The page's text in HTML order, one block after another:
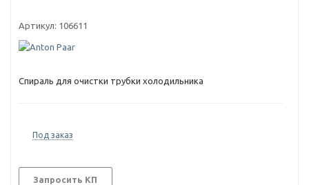
Артикул: 106611
Спираль для очистки трубки холодильника
Под заказ
Запросить КП